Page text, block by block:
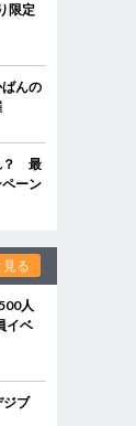
限定
んの
？ 最
ーン
見る
人
イベ
ブ